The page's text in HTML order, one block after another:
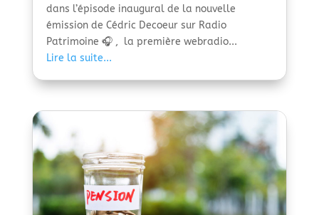
dans l’épisode inaugural de la nouvelle
émission de Cédric Decoeur sur Radio
Patrimoine 🎧 , la première webradio...
Lire la suite...